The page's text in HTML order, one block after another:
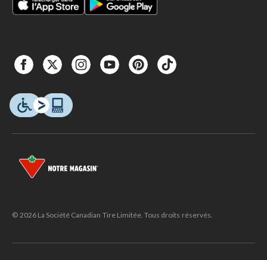
© 2026 La Société Canadian Tire Limitée. Tous droits réservés.